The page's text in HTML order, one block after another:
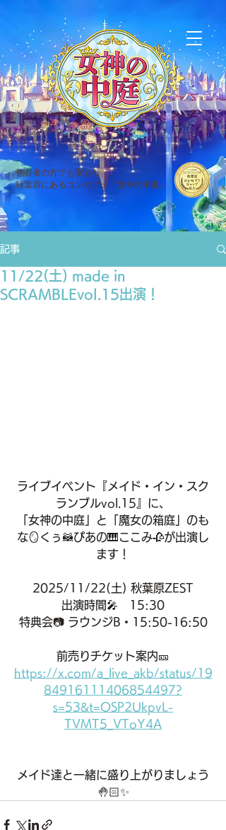
初心者の方でも安心な
秋葉原にあるコンカフェ「女神の中庭」
記事
11/22(土) made in
SCRAMBLEvol.15出演！
ライブイベント『メイド・イン・スク
ランブルvol.15』に、
「女神の中庭」と「魔女の箱庭」のも
な🪞くぅ🦝ぴあの🎹ここみ🥀が出演し
ます！
2025/11/22(土) 秋葉原ZEST
出演時間🎤　15:30
特典会📷 ラウンジB・15:50-16:50
前売りチケット案内🎫
https://x.com/a_live_akb/status/19
84916111406854497?
s=53&t=OSP2UkpvL-
TVMT5_VToY4A
メイド達と一緒に盛り上がりましょう
🤚🏻✨